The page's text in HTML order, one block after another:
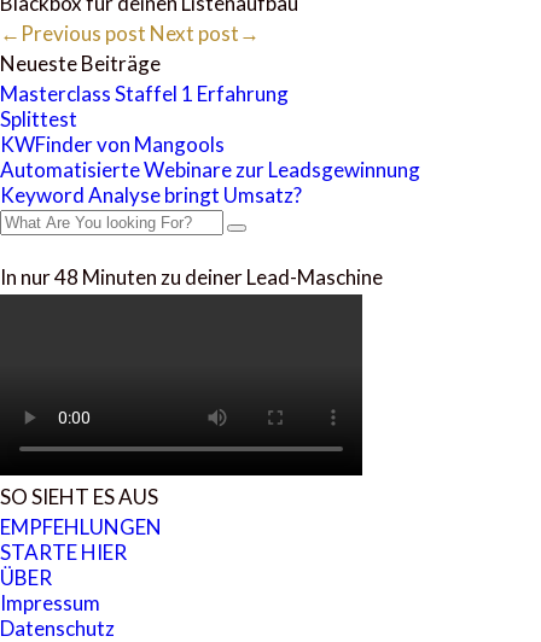
←Previous post Next post→
Neueste Beiträge
Masterclass Staffel 1 Erfahrung
Splittest
KWFinder von Mangools
Automatisierte Webinare zur Leadsgewinnung
Keyword Analyse bringt Umsatz?
In nur 48 Minuten zu deiner Lead-Maschine
SO SIEHT ES AUS
EMPFEHLUNGEN
STARTE HIER
ÜBER
Impressum
Datenschutz